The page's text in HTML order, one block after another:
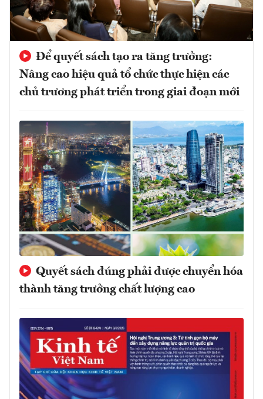
Để quyết sách tạo ra tăng trưởng:
Nâng cao hiệu quả tổ chức thực hiện các
chủ trương phát triển trong giai đoạn mới
Quyết sách đúng phải được chuyển hóa
thành tăng trưởng chất lượng cao